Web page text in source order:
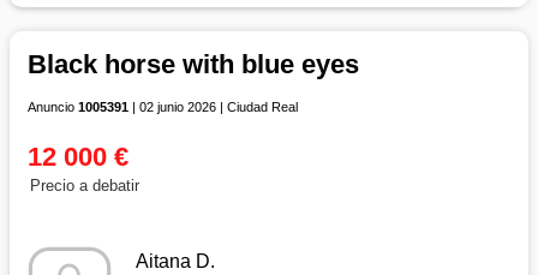
Black horse with blue eyes
Anuncio 1005391 | 02 junio 2026 | Ciudad Real
12 000 €
Precio a debatir
Aitana D.